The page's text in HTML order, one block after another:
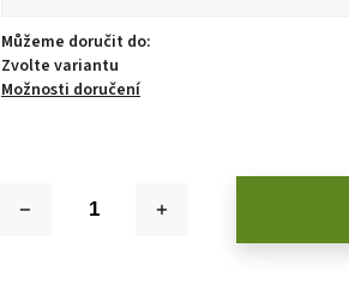
Můžeme doručit do:
Zvolte variantu
Možnosti doručení